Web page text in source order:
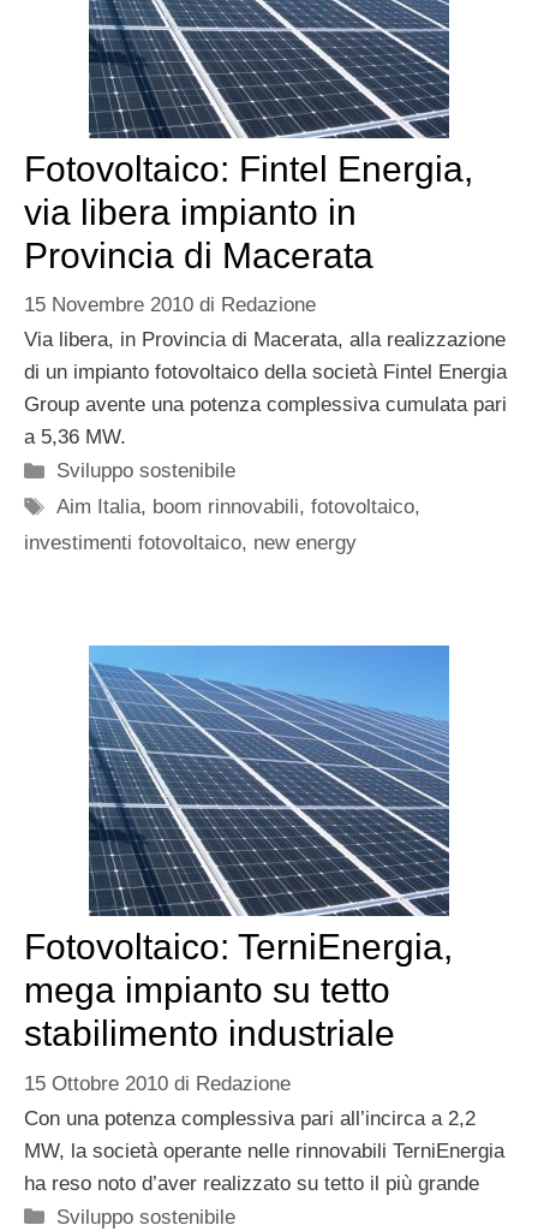
Fotovoltaico: Fintel Energia,
via libera impianto in
Provincia di Macerata
15 Novembre 2010 di Redazione
Via libera, in Provincia di Macerata, alla realizzazione
di un impianto fotovoltaico della società Fintel Energia
Group avente una potenza complessiva cumulata pari
a 5,36 MW.
Categorie
Sviluppo sostenibile
Tag
Aim Italia, boom rinnovabili,fotovoltaico,
investimenti fotovoltaico, new energy
Fotovoltaico: TerniEnergia,
mega impianto su tetto
stabilimento industriale
15 Ottobre 2010 di Redazione
Con una potenza complessiva pari all’incirca a 2,2
MW, la società operante nelle rinnovabili TerniEnergia
ha reso noto d’aver realizzato su tetto il più grande
Categorie
Sviluppo sostenibile